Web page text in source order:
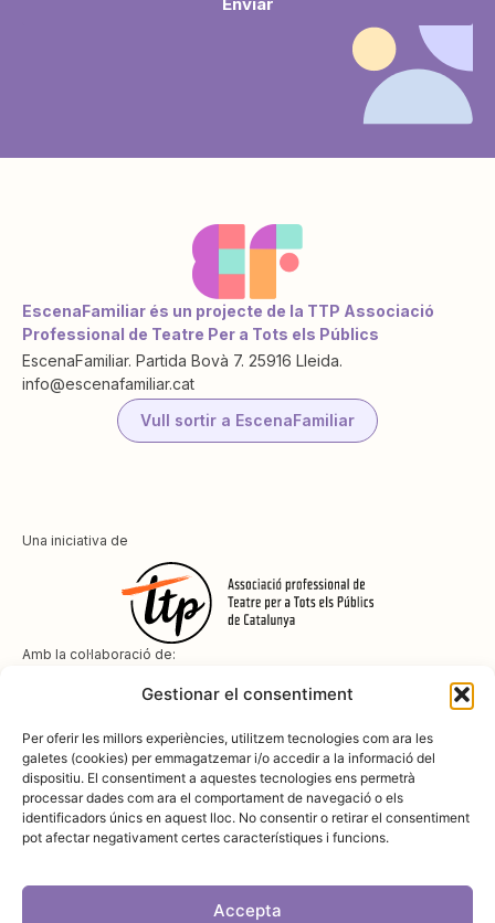
Gestionar el consentiment
Per oferir les millors experiències, utilitzem tecnologies com ara les
galetes (cookies) per emmagatzemar i/o accedir a la informació del
dispositiu. El consentiment a aquestes tecnologies ens permetrà
processar dades com ara el comportament de navegació o els
identificadors únics en aquest lloc. No consentir o retirar el consentiment
pot afectar negativament certes característiques i funcions.
Accepta
EscenaFamiliar és un projecte de la TTP Associació
Professional de Teatre Per a Tots els Públics
EscenaFamiliar. Partida Bovà 7. 25916 Lleida.
info@escenafamiliar.cat
Vull sortir a EscenaFamiliar
Una iniciativa de
Amb la col·laboració de:
Amb el suport de